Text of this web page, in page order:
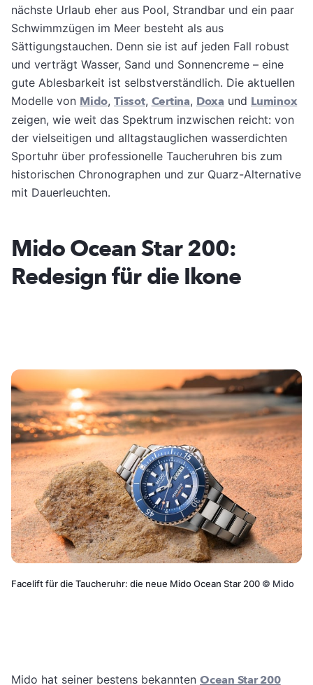
nächste Urlaub eher aus Pool, Strandbar und ein paar
Schwimmzügen im Meer besteht als aus
Sättigungstauchen. Denn sie ist auf jeden Fall robust
und verträgt Wasser, Sand und Sonnencreme – eine
gute Ablesbarkeit ist selbstverständlich. Die aktuellen
Modelle von Mido,Tissot, Certina, Doxa und Luminox
zeigen, wie weit das Spektrum inzwischen reicht: von
der vielseitigen und alltagstauglichen wasserdichten
Sportuhr über professionelle Taucheruhren bis zum
historischen Chronographen und zur Quarz-Alternative
mit Dauerleuchten.
Mido Ocean Star 200:
Redesign für die Ikone
Facelift für die Taucheruhr: die neue Mido Ocean Star 200 © Mido
Mido hat seiner bestens bekannten Ocean Star 200